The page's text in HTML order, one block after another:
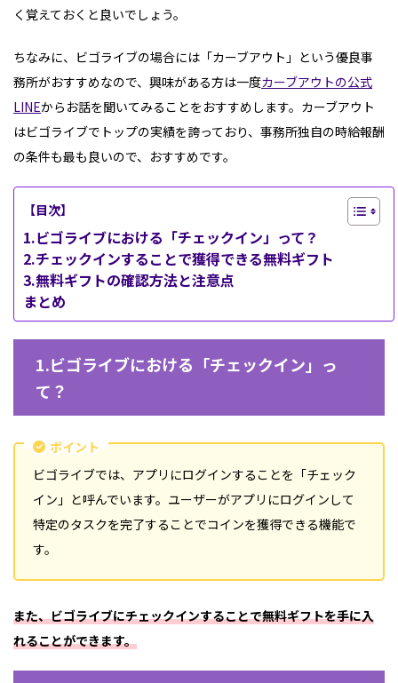
く覚えておくと良いでしょう。
ちなみに、ビゴライブの場合には「カーブアウト」という優良事
務所がおすすめなので、興味がある方は一度カーブアウトの公式
LINEからお話を聞いてみることをおすすめします。カーブアウト
はビゴライブでトップの実績を誇っており、事務所独自の時給報酬
の条件も最も良いので、おすすめです。
【目次】
1.ビゴライブにおける「チェックイン」って？
2.チェックインすることで獲得できる無料ギフト
3.無料ギフトの確認方法と注意点
まとめ
1.ビゴライブにおける「チェックイン」っ
て？
ポイント
ビゴライブでは、アプリにログインすることを「チェック
イン」と呼んでいます。ユーザーがアプリにログインして
特定のタスクを完了することでコインを獲得できる機能で
す。
また、ビゴライブにチェックインすることで無料ギフトを手に入
れることができます。